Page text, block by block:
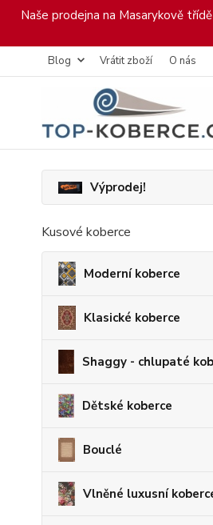
Naše prodejna na Masarykově
Blog Vrátit zboží O nás
Výprodej!
Kusové koberce
Moderní koberce
Klasické koberce
Shaggy - chlupaté
Dětské koberce
Bouclé
Vlněné luxusní